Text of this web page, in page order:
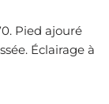
Pied ajouré
Éclairage à